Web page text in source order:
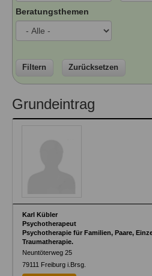
Qualitätssicherung
Qualität unserer Therapeuten
Familienthemen
Veranstaltungen
Seminare und Kurse
Fortbildungen
Ausbildungsinstitute
Information über Qualifikation
Liste der Fachverbände
Sitemap
Links
Formular zur Registrierung
Beratungsthemen
Filtern Zurücksetzen
Grundeintrag
Karl Kübler
Psychotherapeut
Psychotherapie für Familien, Paare,
Traumatherapie.
Neuntöterweg 25
79111
Freiburg i.Brsg.